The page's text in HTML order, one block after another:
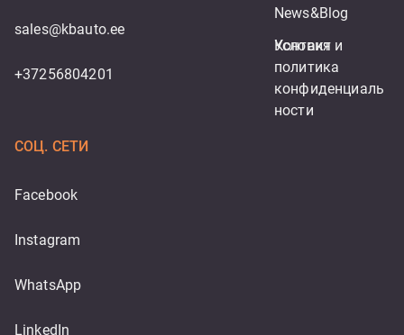
sales@kbauto.ee
+37256804201
News&Blog
Контакт
Условия и
политика
конфиденциаль
ности
СОЦ. СЕТИ
Facebook
Instagram
WhatsApp
LinkedIn